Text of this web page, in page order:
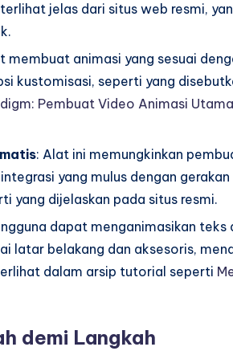
jelas dari situs web resmi,
membuat animasi yang sesuai
kustomisasi, seperti yang
Pembuat Video Animasi
: Alat ini memungkinkan
yang mulus dengan
yang dijelaskan pada situs resmi.
dapat menganimasikan teks
latar belakang dan aksesoris,
dalam arsip tutorial seperti
demi Langkah